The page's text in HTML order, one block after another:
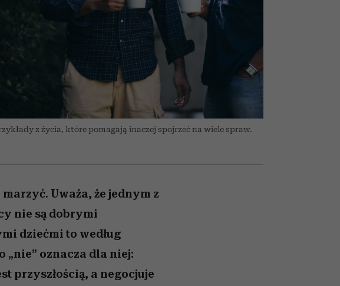
ubrania i marki sezonu
z życia, które pomagają inaczej spojrzeć na wiele spraw.
Uważa, że jednym z
nie są dobrymi
dziećmi to według
„nie” oznacza dla niej:
przyszłością, a negocjuje